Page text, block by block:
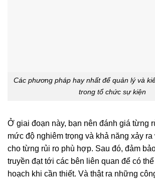
Các phương pháp hay nhất để quản lý và
trong tổ chức sự kiện
Ở giai đoạn này, bạn nên đánh giá từng
mức độ nghiêm trọng và khả năng xảy ra
cho từng rủi ro phù hợp. Sau đó, đảm
truyền đạt tới các bên liên quan để có
hoạch khi cần thiết. Và thật ra những